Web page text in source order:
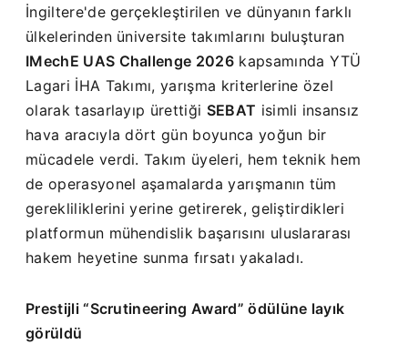
İngiltere'de gerçekleştirilen ve dünyanın farklı
ülkelerinden üniversite takımlarını buluşturan
IMechE UAS Challenge 2026 kapsamında YTÜ
Lagari İHA Takımı, yarışma kriterlerine özel
olarak tasarlayıp ürettiği SEBAT isimli insansız
hava aracıyla dört gün boyunca yoğun bir
mücadele verdi. Takım üyeleri, hem teknik hem
de operasyonel aşamalarda yarışmanın tüm
gerekliliklerini yerine getirerek, geliştirdikleri
platformun mühendislik başarısını uluslararası
hakem heyetine sunma fırsatı yakaladı.
Prestijli “Scrutineering Award” ödülüne layık
görüldü